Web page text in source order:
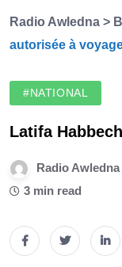
Radio Awledna >
autorisée à
#NATIONAL
Latifa
Radio Awledna
3 min read